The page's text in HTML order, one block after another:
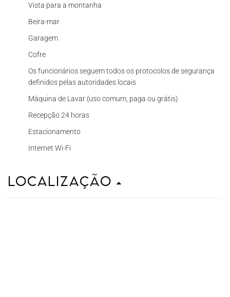
Vista para a montanha
Beira-mar
Garagem
Cofre
Os funcionários seguem todos os protocolos de segurança
definidos pelas autoridades locais
Máquina de Lavar (uso comum, paga ou grátis)
Recepção 24 horas
Estacionamento
Internet Wi-Fi
Localização